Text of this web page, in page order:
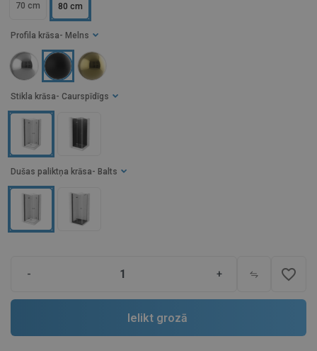
70 cm 80 cm
Stikla krāsa - Caurspīdīgs
Profila krāsa - Melns
Dušas paliktņa krāsa - Balts
- + favorite_border
Ielikt grozā